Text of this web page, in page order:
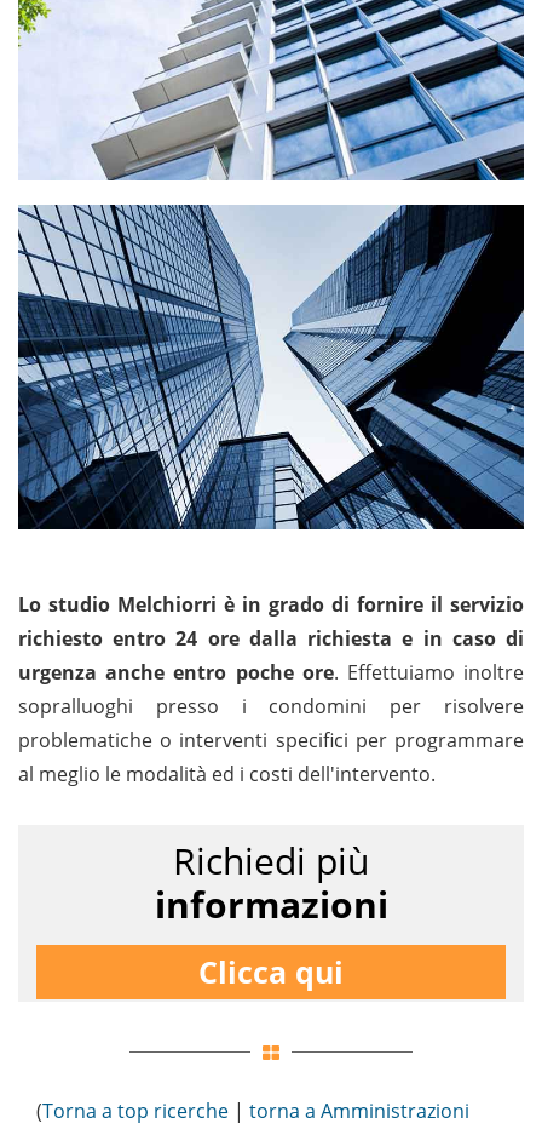
Lo studio Melchiorri è in grado di fornire il servizio
richiesto entro 24 ore dalla richiesta e in caso di
urgenza anche entro poche ore. Effettuiamo inoltre
sopralluoghi presso i condomini per risolvere
problematiche o interventi specifici per programmare
al meglio le modalità ed i costi dell'intervento.
Richiedi più
informazioni
Clicca qui
(Torna a top ricerche | torna a Amministrazioni